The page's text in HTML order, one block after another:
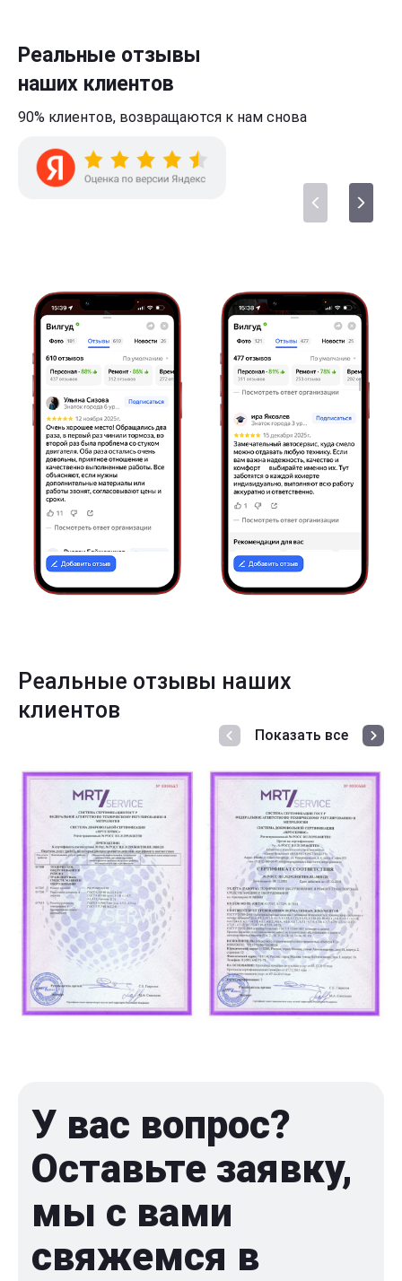
Реальные отзывы
наших клиентов
90% клиентов, возвращаются к нам снова
Реальные отзывы наших
клиентов
Показать все
У вас вопрос?
Оставьте заявку,
мы с вами
свяжемся в